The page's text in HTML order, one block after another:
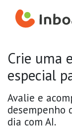
Crie uma
especial
Avalie e
desempenho
dia com AI.